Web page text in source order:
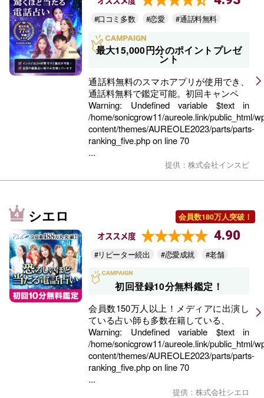
#口コミ多数 #恋愛 #通話料無料
最大15,000円分のポイントプレゼ
ント
通話料無料のスマホアプリが使用でき、
通話料無料で鑑定可能。初回キャンペ
Warning: Undefined variable $text in
/home/sonicgrow11/aureole.link/public_html/
content/themes/AUREOLE2023/parts/parts-
ranking_five.phpon line70
...
提供：株式会社インスピ
シエロ 会員数180万人突破！
オススメ度 4.90
#リピーター続出 #恋愛成就 #老舗
初回登録10分無料鑑定！
会員数150万人以上！メディアに出演し
ている占い師も多数在籍している、
Warning: Undefined variable $text in
/home/sonicgrow11/aureole.link/public_html/
content/themes/AUREOLE2023/parts/parts-
ranking_five.phpon line70
...
提供：株式会社シエロ